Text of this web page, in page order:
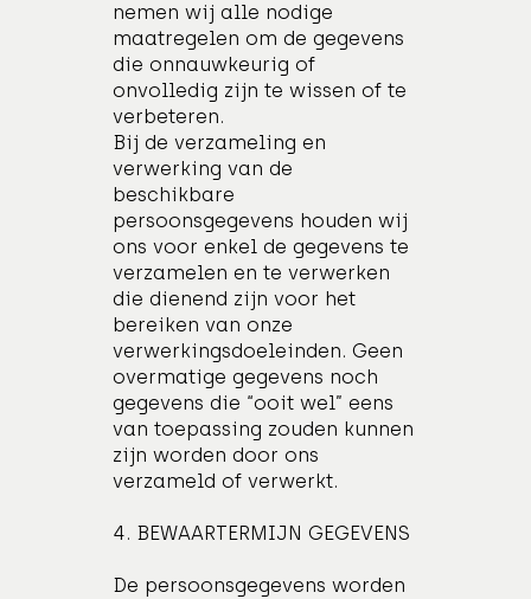
nemen wij alle nodige
maatregelen om de gegevens
die onnauwkeurig of
onvolledig zijn te wissen of te
verbeteren.
Bij de verzameling en
verwerking van de
beschikbare
persoonsgegevens houden wij
ons voor enkel de gegevens te
verzamelen en te verwerken
die dienend zijn voor het
bereiken van onze
verwerkingsdoeleinden. Geen
overmatige gegevens noch
gegevens die “ooit wel” eens
van toepassing zouden kunnen
zijn worden door ons
verzameld of verwerkt.
4. BEWAARTERMIJN GEGEVENS
De persoonsgegevens worden